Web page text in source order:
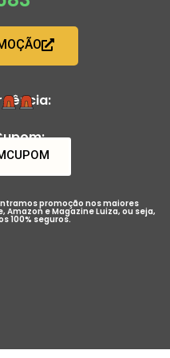
promoção nos maiores
Amazon e Magazine Luiza, ou seja,
100% seguros.